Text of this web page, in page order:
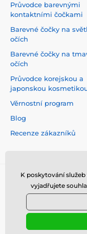
Průvodce barevnými
kontaktními čočkami
Barevné čočky na
očích
Barevné čočky na
očích
Průvodce korejskou a
japonskou
Věrnostní program
Blog
Recenze zákazníků
© 2026 www.top-
K poskytování
vyjadřujete